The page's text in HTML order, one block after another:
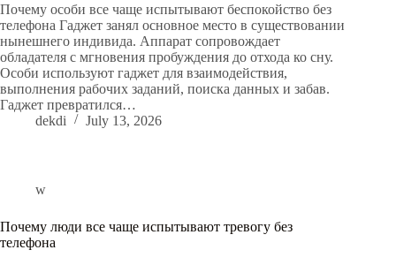
Почему особи все чаще испытывают беспокойство без
телефона Гаджет занял основное место в существовании
нынешнего индивида. Аппарат сопровождает
обладателя с мгновения пробуждения до отхода ко сну.
Особи используют гаджет для взаимодействия,
выполнения рабочих заданий, поиска данных и забав.
Гаджет превратился…
dekdi
July 13, 2026
w
Почему люди все чаще испытывают тревогу без
телефона